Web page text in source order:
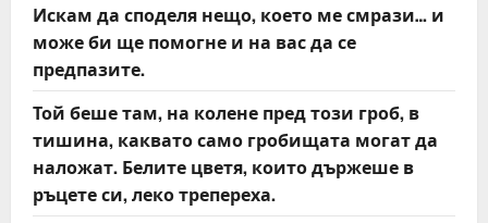
Искам да споделя нещо, което ме смрази… и
може би ще помогне и на вас да се
предпазите.
Той беше там, на колене пред този гроб, в
тишина, каквато само гробищата могат да
наложат. Белите цветя, които държеше в
ръцете си, леко трепереха.